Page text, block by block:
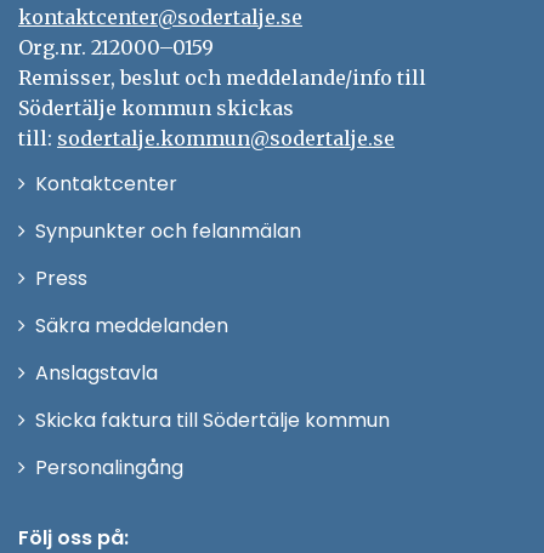
kontaktcenter@sodertalje.se
Org.nr. 212000–0159
Remisser, beslut och meddelande/info till
Södertälje kommun skickas
till: sodertalje.kommun@sodertalje.se
KontaktcenterÖppna
Synpunkter och felanmälan
Press
fönster
Säkra meddelanden
Anslagstavla
Skicka faktura till Södertälje kommun
PersonalingångÖppna
Följ oss på: